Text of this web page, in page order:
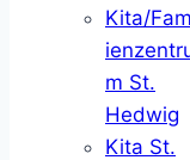
Kita/
m St.
Hedwig
Kita St.